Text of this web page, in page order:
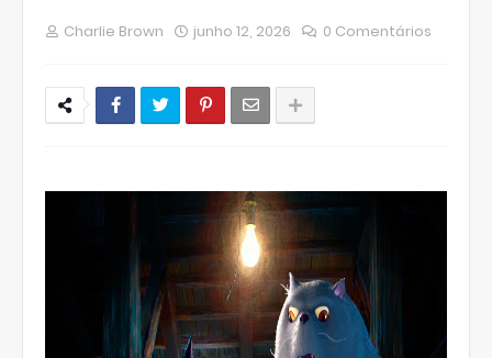
Charlie Brown junho 12, 2026 0 Comentários